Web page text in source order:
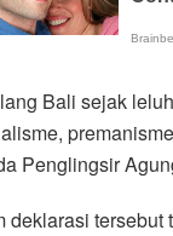
Bali sejak
Penglingsir
deklarasi